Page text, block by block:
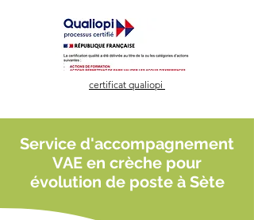
certificat qualiopi
Service d'accompagnement
VAE en crèche pour
évolution de poste à Sète